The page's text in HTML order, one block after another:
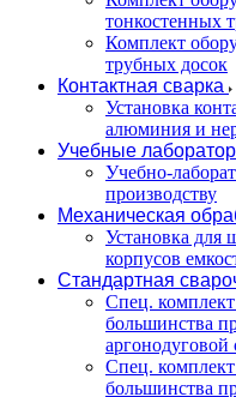
тонкостенных
Комплект
трубных досок
Контактная сварка
Установка
алюминия и
Учебные
Учебно-
производству
Механическая
Установка
корпусов
Стандартная
Спец.
большинства
аргонодуговой
Спец.
большинства